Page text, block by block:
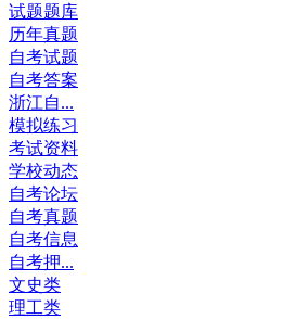
试题题库
历年真题
自考试题
自考答案
浙江自...
模拟练习
考试资料
学校动态
自考论坛
自考真题
自考信息
自考押...
文史类
理工类